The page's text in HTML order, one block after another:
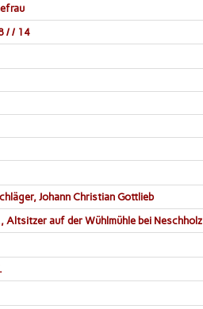
/ / 14
Johann Christian Gottlieb
Altsitzer auf der Wühlmühle bei Neschholz